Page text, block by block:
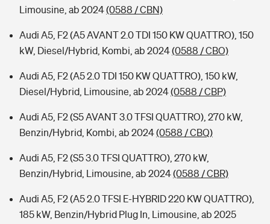
Limousine, ab 2024(0588 / CBN)
Audi A5, F2 (A5 AVANT 2.0 TDI 150 KW QUATTRO), 150
kW, Diesel/Hybrid, Kombi, ab 2024(0588 / CBO)
Audi A5, F2 (A5 2.0 TDI 150 KW QUATTRO), 150 kW,
Diesel/Hybrid, Limousine, ab 2024(0588 / CBP)
Audi A5, F2 (S5 AVANT 3.0 TFSI QUATTRO), 270 kW,
Benzin/Hybrid, Kombi, ab 2024(0588 / CBQ)
Audi A5, F2 (S5 3.0 TFSI QUATTRO), 270 kW,
Benzin/Hybrid, Limousine, ab 2024(0588 / CBR)
Audi A5, F2 (A5 2.0 TFSI E-HYBRID 220 KW QUATTRO),
185 kW, Benzin/Hybrid Plug In, Limousine, ab 2025